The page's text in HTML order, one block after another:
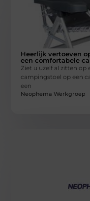
Heerlijk vertoeven
een comfortabele
Ziet u uzelf al zitten op
campingstoel op een
een
Neophema Werkgroep